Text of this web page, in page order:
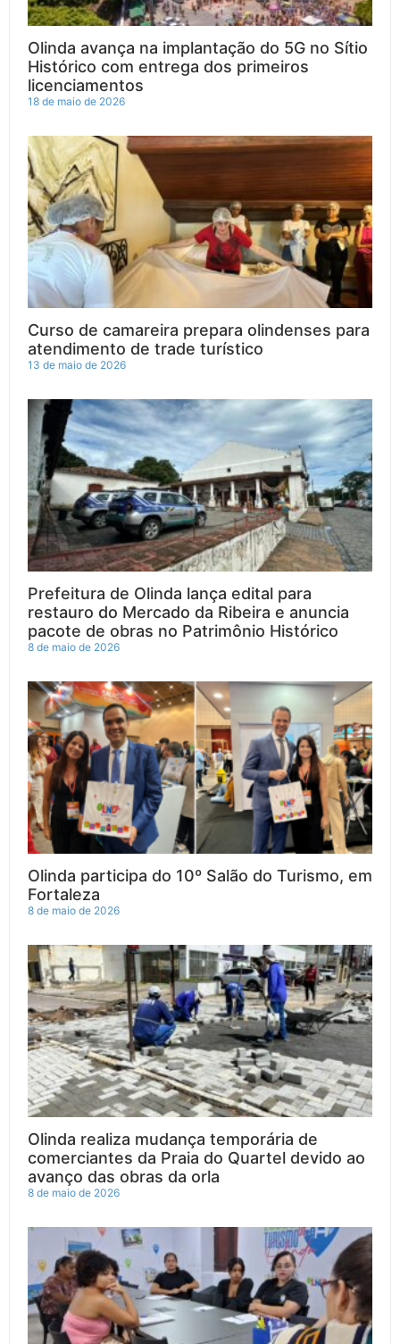
Olinda avança na implantação do 5G no Sítio
Histórico com entrega dos primeiros
licenciamentos
18 de maio de 2026
Curso de camareira prepara olindenses para
atendimento de trade turístico
13 de maio de 2026
Prefeitura de Olinda lança edital para
restauro do Mercado da Ribeira e anuncia
pacote de obras no Patrimônio Histórico
8 de maio de 2026
Olinda participa do 10º Salão do Turismo, em
Fortaleza
8 de maio de 2026
Olinda realiza mudança temporária de
comerciantes da Praia do Quartel devido ao
avanço das obras da orla
8 de maio de 2026